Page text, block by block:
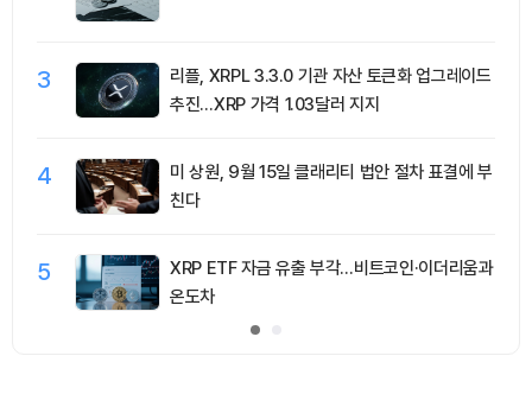
3
리플, XRPL 3.3.0 기관 자산 토큰화 업그레이드
추진…XRP 가격 1.03달러 지지
4
미 상원, 9월 15일 클래리티 법안 절차 표결에 부
친다
5
XRP ETF 자금 유출 부각…비트코인·이더리움과
온도차